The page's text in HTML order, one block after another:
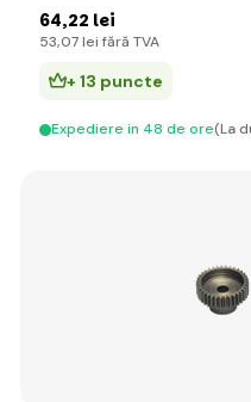
64,22 lei
53,07 lei fără TVA
+ 13 puncte
Expediere in 48 de ore(La